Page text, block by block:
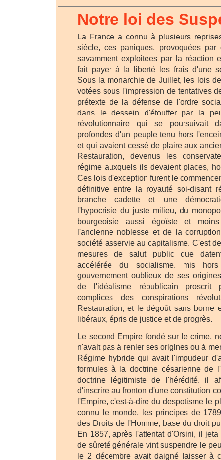
Notre loi des
La France a connu à plusieurs
siècle, ces paniques, provoquées par
savamment exploitées par la réaction
fait payer à la liberté les frais d'une
Sous la monarchie de Juillet, les lois
votées sous l'impression de tentatives
prétexte de la défense de l'ordre
dans le dessein d'étouffer par la
révolutionnaire qui se poursuivait
profondes d'un peuple tenu hors
et qui avaient cessé de plaire aux
Restauration, devenus les
régime auxquels ils devaient places,
Ces lois d'exception furent le
définitive entre la royauté soi-disant
branche cadette et une
l'hypocrisie du juste milieu, du
bourgeoisie aussi égoïste et
l'ancienne noblesse et de la
société asservie au capitalisme. C'est
mesures de salut public que
accélérée du socialisme, mis
gouvernement oublieux de ses
de l'idéalisme républicain proscrit
complices des conspirations
Restauration, et le dégoût sans borne
libéraux, épris de justice et de progrès.
Le second Empire fondé sur le crime,
n'avait pas à renier ses origines ou à
Régime hybride qui avait l'impudeur
formules à la doctrine césarienne de
doctrine légitimiste de l'hérédité, il
d'inscrire au fronton d'une constitution
l'Empire, c'est-à-dire du despotisme le
connu le monde, les principes de
des Droits de l'Homme, base du droit
En 1857, après l'attentat d'Orsini, il
de sûreté générale vint suspendre le
le 2 décembre avait daigné laisser à